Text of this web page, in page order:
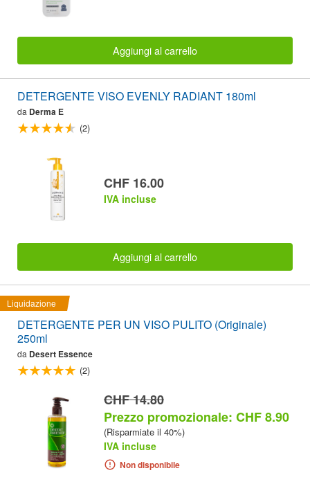
Aggiungi al carrello
DETERGENTE VISO EVENLY RADIANT 180ml
da Derma E
(2)
CHF 16.00
IVA incluse
Aggiungi al carrello
Liquidazione
DETERGENTE PER UN VISO PULITO (Originale)
250ml
da Desert Essence
(2)
CHF 14.80
Prezzo promozionale: CHF 8.90
(Risparmiate il 40%)
IVA incluse
Non disponibile